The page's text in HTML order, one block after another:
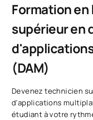
Débouchés professionnels
Formation en
supérieur en
(DAM)
Devenez technicien
d'applications
étudiant à votre